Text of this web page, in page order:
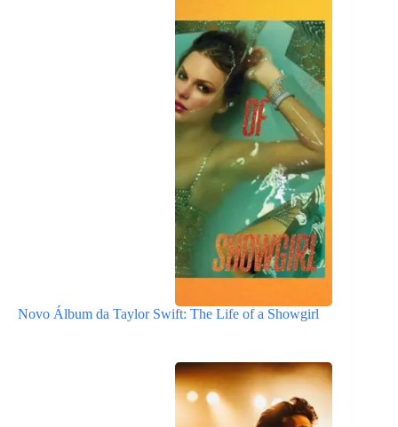
Novo Álbum da Taylor Swift: The Life of a Showgirl